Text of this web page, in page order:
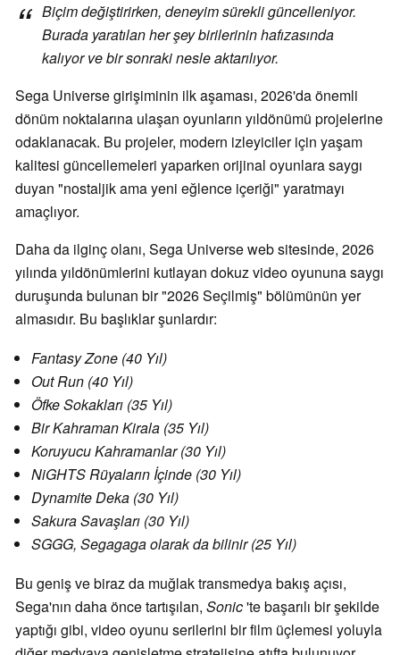
Biçim değiştirirken, deneyim sürekli güncelleniyor.
Burada yaratılan her şey birilerinin hafızasında
kalıyor ve bir sonraki nesle aktarılıyor.
Sega Universe girişiminin ilk aşaması, 2026'da önemli
dönüm noktalarına ulaşan oyunların yıldönümü projelerine
odaklanacak. Bu projeler, modern izleyiciler için yaşam
kalitesi güncellemeleri yaparken orijinal oyunlara saygı
duyan "nostaljik ama yeni eğlence içeriği" yaratmayı
amaçlıyor.
Daha da ilginç olanı, Sega Universe web sitesinde, 2026
yılında yıldönümlerini kutlayan dokuz video oyununa saygı
duruşunda bulunan bir "2026 Seçilmiş" bölümünün yer
almasıdır. Bu başlıklar şunlardır:
Fantasy Zone (40 Yıl)
Out Run (40 Yıl)
Öfke Sokakları (35 Yıl)
Bir Kahraman Kirala (35 Yıl)
Koruyucu Kahramanlar (30 Yıl)
NiGHTS Rüyaların İçinde (30 Yıl)
Dynamite Deka (30 Yıl)
Sakura Savaşları (30 Yıl)
SGGG, Segagaga olarak da bilinir (25 Yıl)
Bu geniş ve biraz da muğlak transmedya bakış açısı,
Sega'nın daha önce tartışılan, Sonic'te başarılı bir şekilde
yaptığı gibi, video oyunu serilerini bir film üçlemesi yoluyla